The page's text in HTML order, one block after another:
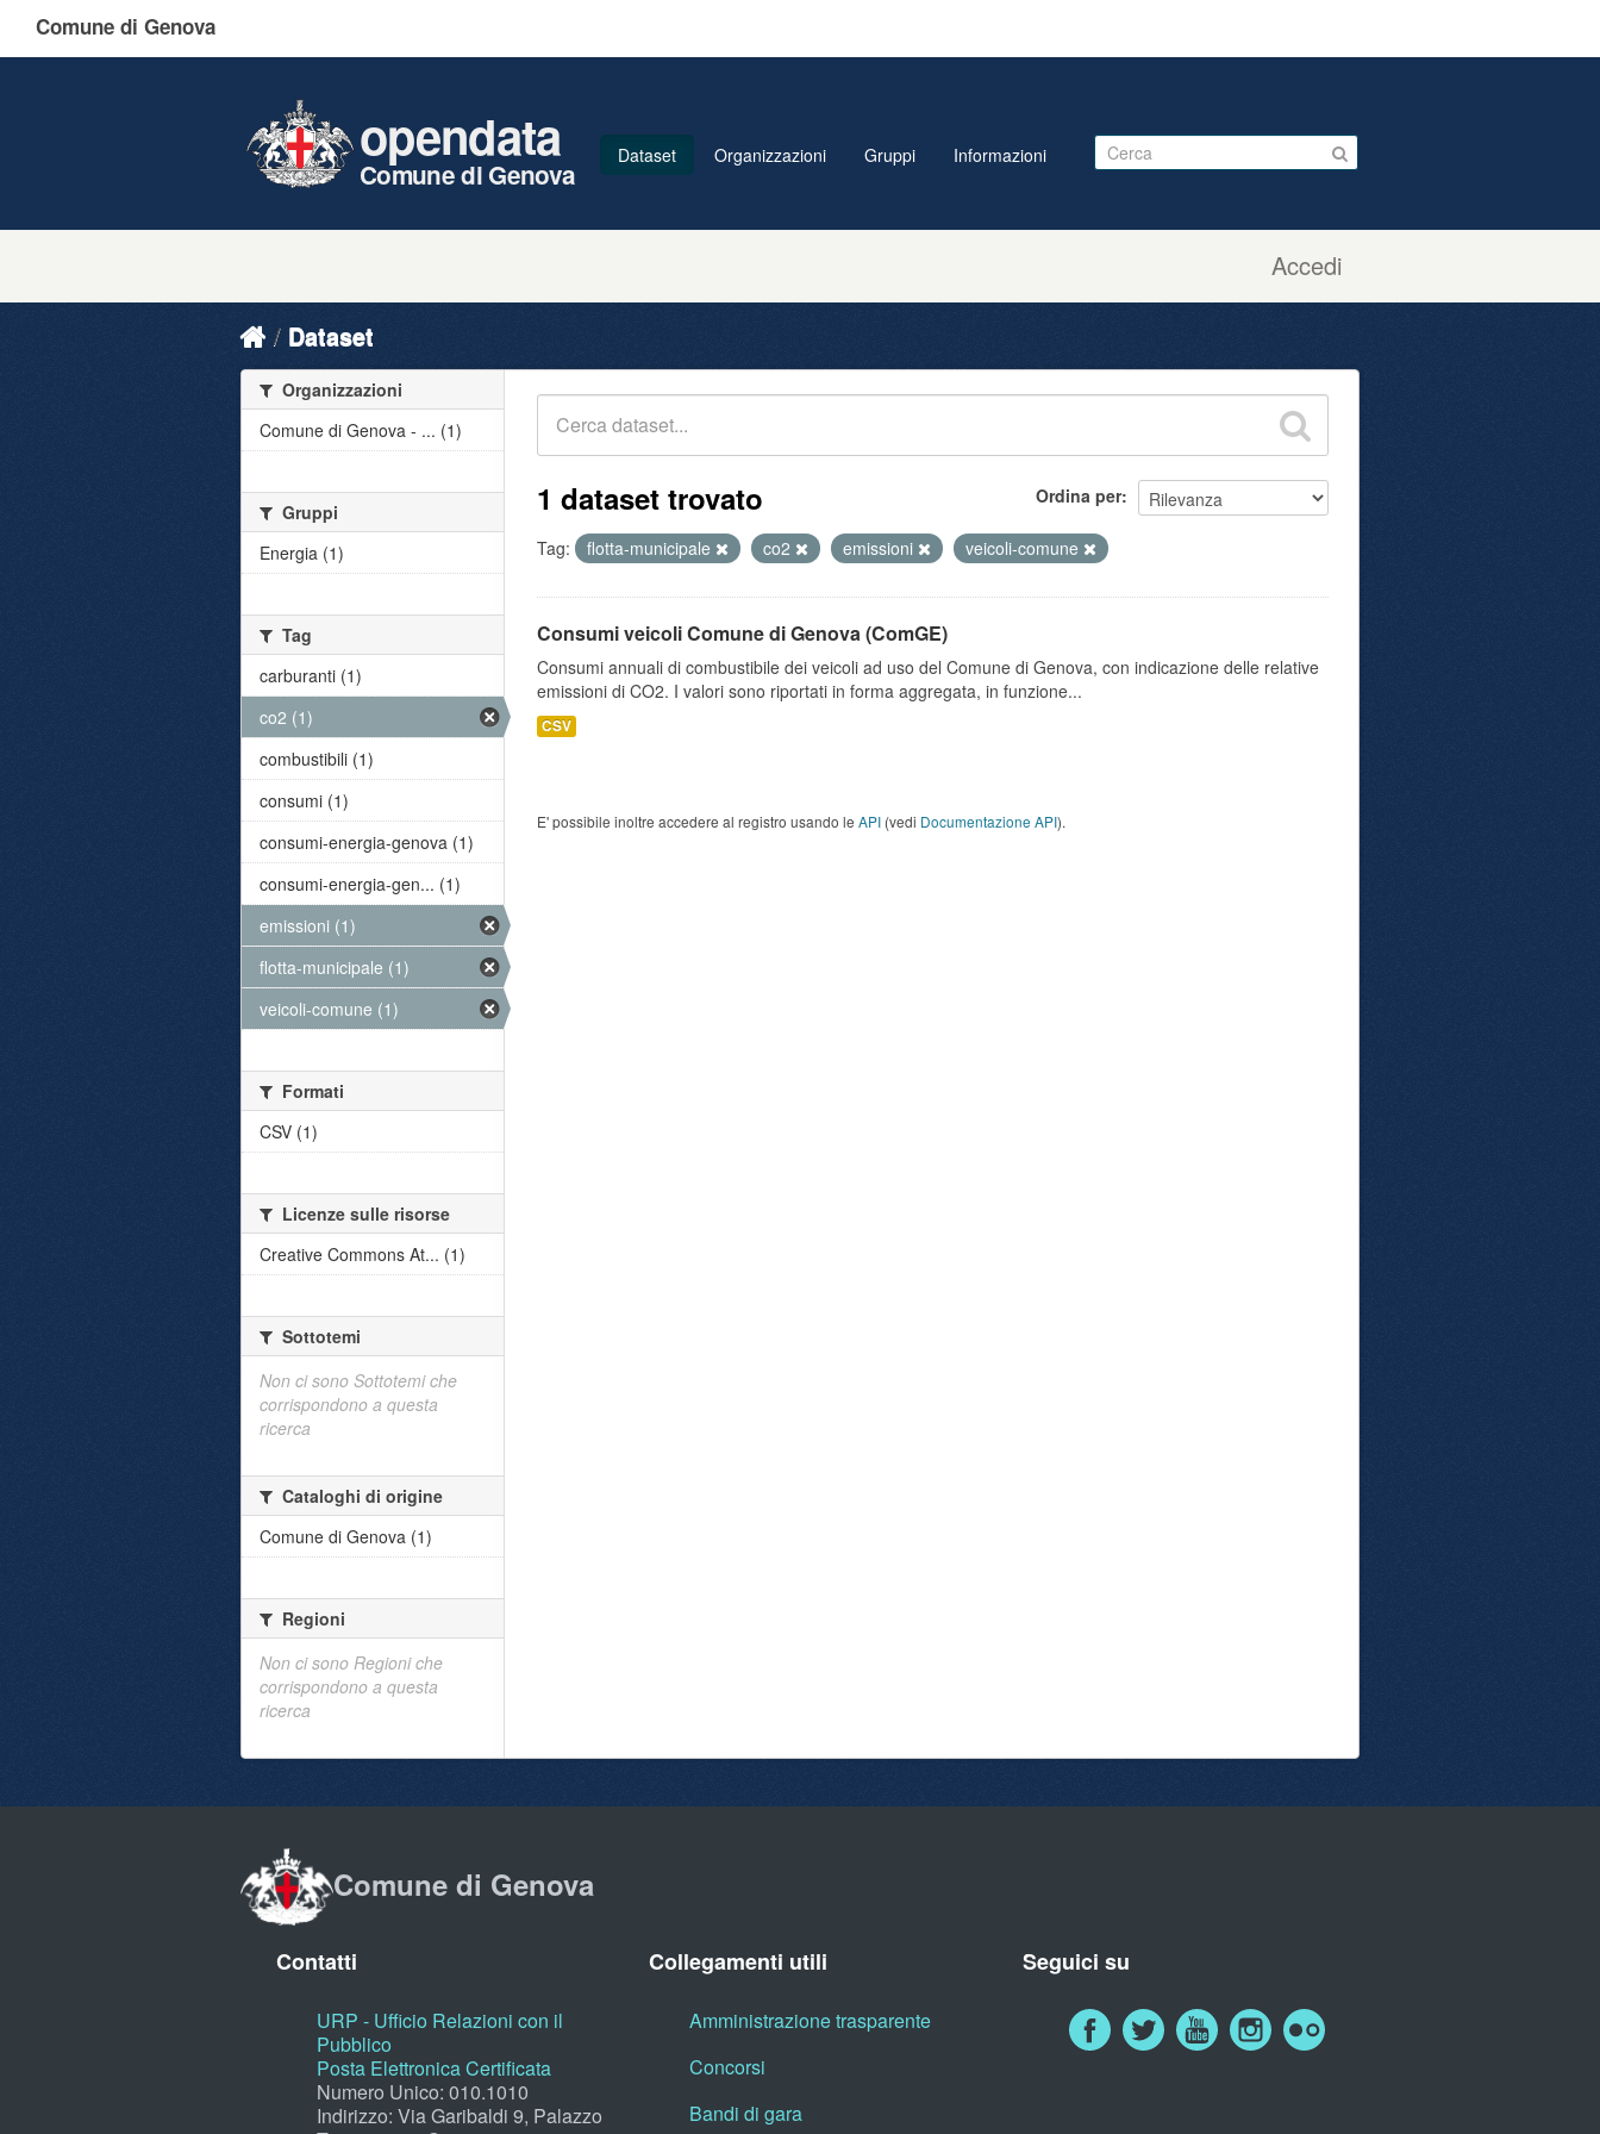
Comune di Genova
Accedi
opendata
Comune di Genova
Dataset Organizzazioni Gruppi Informazioni
Dataset
Ordina per
1 dataset trovato
Tag: flotta-municipale co2 emissioni veicoli-comune
Consumi veicoli Comune di Genova (ComGE)
Consumi annuali di combustibile dei veicoli ad uso del Comune di Genova, con indicazione delle relative
emissioni di CO2. I valori sono riportati in forma aggregata, in funzione...
CSV
E' possibile inoltre accedere al registro usando le API (vedi Documentazione API).
Organizzazioni
Comune di Genova - ... (1)
Gruppi
Energia (1)
Tag
carburanti (1)
co2 (1)
combustibili (1)
consumi (1)
consumi-energia-genova (1)
consumi-energia-gen... (1)
emissioni (1)
flotta-municipale (1)
veicoli-comune (1)
Formati
CSV (1)
Licenze sulle risorse
Creative Commons At... (1)
Sottotemi
Non ci sono Sottotemi che
corrispondono a questa
ricerca
Cataloghi di origine
Comune di Genova (1)
Regioni
Non ci sono Regioni che
corrispondono a questa
ricerca
Comune di Genova
Contatti
URP - Ufficio Relazioni con il
Pubblico
Posta Elettronica Certificata
Numero Unico: 010.1010
Indirizzo: Via Garibaldi 9, Palazzo
Collegamenti utili
Amministrazione trasparente
Concorsi
Bandi di gara
Seguici su